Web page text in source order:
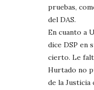
pruebas,
del DAS.
En cuanto a
dice DSP en
cierto. Le
Hurtado no
de la Justicia